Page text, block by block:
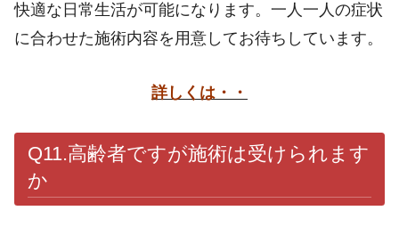
快適な日常生活が可能になります。一人一人の症状
に合わせた施術内容を用意してお待ちしています。
詳しくは・・
Q11.高齢者ですが施術は受けられます
か